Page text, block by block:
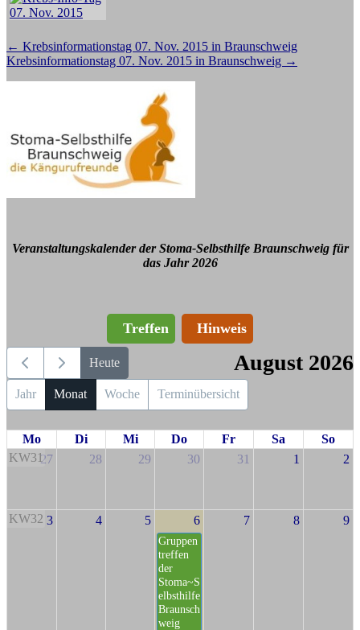
Beitragsnavigation
← Krebsinformationstag 07. Nov. 2015 in Braunschweig
Krebsinformationstag 07. Nov. 2015 in Braunschweig →
Veranstaltungskalender der Stoma-Selbsthilfe Braunschweig für
das Jahr 2026
Treffen Hinweis
Heute August 2026
Jahr Monat Woche Terminübersicht
Mo Di Mi Do Fr Sa
So
KW3127 28 29 30 31 1 2
KW32 3 4 5 6
Gruppen
treffen
der
Stoma~S
elbsthilfe
Braunsch
weig
7 8 9